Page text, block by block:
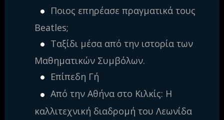
Ποιος επηρέασε πραγματικά τους
Beatles;
Ταξίδι μέσα από την ιστορία των
Μαθηματικών Συμβόλων.
Επίπεδη Γή
Από την Αθήνα στο Κιλκίς: Η
καλλιτεχνική διαδρομή του Λεωνίδα